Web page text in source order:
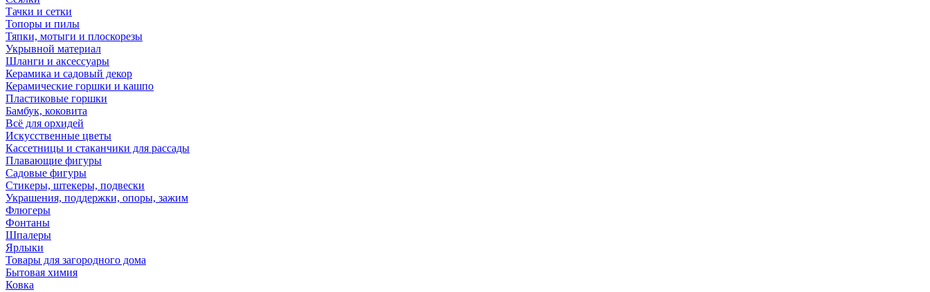
Тачки и сетки
Топоры и пилы
Тяпки, мотыги и плоскорезы
Укрывной материал
Шланги и аксессуары
Керамика и садовый декор
Керамические горшки и кашпо
Пластиковые горшки
Бамбук, коковита
Всё для орхидей
Искусственные цветы
Кассетницы и стаканчики для рассады
Плавающие фигуры
Садовые фигуры
Стикеры, штекеры, подвески
Украшения, поддержки, опоры, зажим
Флюгеры
Фонтаны
Шпалеры
Ярлыки
Товары для загородного дома
Бытовая химия
Ковка